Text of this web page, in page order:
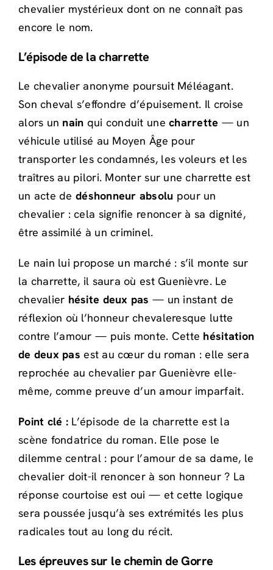
chevalier mystérieux dont on ne connaît pas
encore le nom.
L’épisode de la charrette
Le chevalier anonyme poursuit Méléagant.
Son cheval s’effondre d’épuisement. Il croise
alors un nain qui conduit unecharrette — un
véhicule utilisé au Moyen Âge pour
transporter les condamnés, les voleurs et les
traîtres au pilori. Monter sur une charrette est
un acte de déshonneur absolu pour un
chevalier : cela signifie renoncer à sa dignité,
être assimilé à un criminel.
Le nain lui propose un marché : s’il monte sur
la charrette, il saura où est Guenièvre. Le
chevalier hésite deux pas — un instant de
réflexion où l’honneur chevaleresque lutte
contre l’amour — puis monte. Cette hésitation
de deux pas est au cœur du roman : elle sera
reprochée au chevalier par Guenièvre elle-
même, comme preuve d’un amour imparfait.
Point clé :L’épisode de la charrette est la
scène fondatrice du roman. Elle pose le
dilemme central : pour l’amour de sa dame, le
chevalier doit-il renoncer à son honneur ? La
réponse courtoise est oui — et cette logique
sera poussée jusqu’à ses extrémités les plus
radicales tout au long du récit.
Les épreuves sur le chemin de Gorre